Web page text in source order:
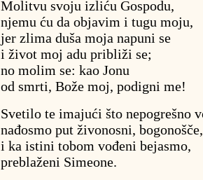
Molitvu svoju izliću Gospodu,
njemu ću da objavim i tugu moju,
jer zlima duša moja napuni se
i život moj adu približi se;
no molim se: kao Jonu
od smrti, Bože moj, podigni me!
Svetilo te imajući što nepogrešno
nađosmo put živonosni, bogonošče,
i ka istini tobom vođeni bejasmo,
preblaženi Simeone.